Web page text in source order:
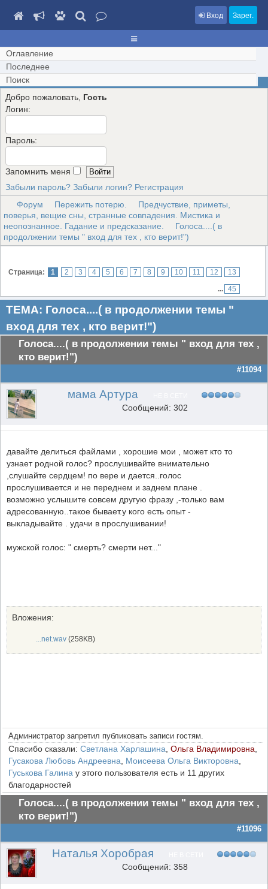
Вход Зарег.
Оглавление
Последнее
Поиск
Добро пожаловать, Гость
Логин:
Пароль:
Запомнить меня
Забыли пароль? Забыли логин? Регистрация
Форум
Пережить потерю.
Предчуствие, приметы,
поверья, вещие сны, странные совпадения. Мистика и
неопознанное. Гадание и предсказание.
Голоса....( в
продолжении темы " вход для тех , кто верит!")
Страница: 1 2 3 4 5 6 7 8 9 10 11 12
13
...
45
ТЕМА: Голоса....( в продолжении темы "
вход для тех , кто верит!")
Голоса....( в продолжении темы " вход для тех ,
кто верит!")
#11094
мама Артура
Сообщений: 302
давайте делиться файлами , хорошие мои , может кто то
узнает родной голос? прослушивайте внимательно
,слушайте сердцем! по вере и дается..голос
прослушивается и не переднем и заднем плане .
возможно услышите совсем другую фразу ,-только вам
адресованную..такое бывает.у кого есть опыт -
выкладывайте . удачи в прослушивании!
мужской голос: " смерть? смерти нет..."
Вложения:
...net.wav (258KB)
Администратор запретил публиковать записи гостям.
Спасибо сказали: Светлана Харлашина Ольга Владимировна
Гусакова Любовь Андреевна
Моисеева Ольга Викторовна
Гуськова Галина у этого пользователя есть и 11 других
благодарностей
Голоса....( в продолжении темы " вход для тех ,
кто верит!")
#11096
Наталья Хоробрая
Сообщений: 358